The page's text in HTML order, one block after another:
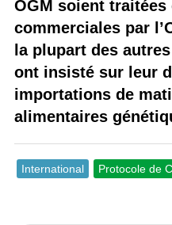
OGM soient
commerciales par
la plupart des
ont insisté sur leur
importations de
alimentaires
International Protocole de